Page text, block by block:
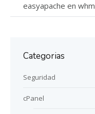
easyapache en whm
Categorias
Seguridad
cPanel